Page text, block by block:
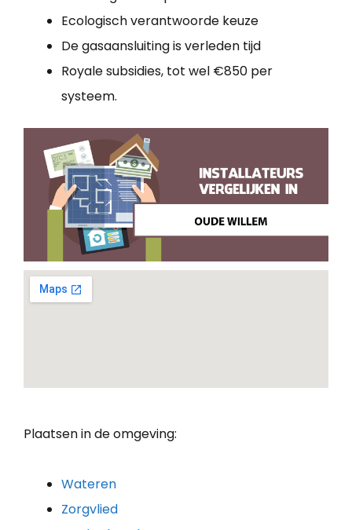
Ecologisch verantwoorde keuze
De gasaansluiting is verleden tijd
Royale subsidies, tot wel €850 per
systeem.
Plaatsen in de omgeving:
Wateren
Zorgvlied